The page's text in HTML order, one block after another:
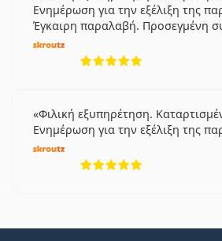
Ενημέρωση για την εξέλιξη της
Έγκαιρη παραλαβή. Προσεγμένη
Φιλική εξυπηρέτηση.
Ενημέρωση για την εξέλιξη της